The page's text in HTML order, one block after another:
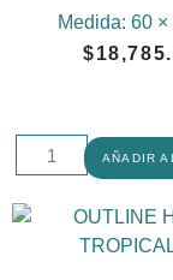
Medida: 60 ×
$
AÑADIR